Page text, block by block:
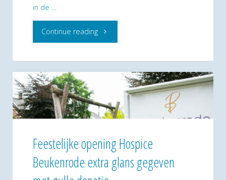
in de …
Continue reading"Ontmoet
dit
weer
op
de
Feestelijke opening Hospice
Beukenrode extra glans gegeven